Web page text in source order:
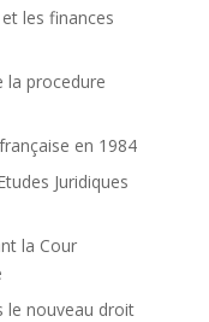
les finances
la procedure
en 1984
Juridiques
la Cour
le nouveau droit